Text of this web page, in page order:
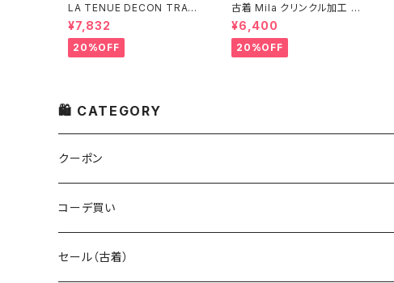
LA TENUE DECON TRAC
TEE ブラウンジャケット
¥7,832
20%OFF
古着 Mila クリンクル加工 シ
ャツワンピース
¥6,400
20%OFF
🛍 CATEGORY
クーポン
コーデ買い
セール（古着）